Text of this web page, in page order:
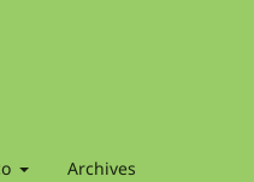
Archives